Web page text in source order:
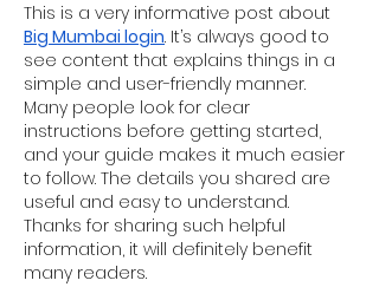
This is a very informative post about
Big Mumbai login. It’s always good to
see content that explains things in a
simple and user-friendly manner.
Many people look for clear
instructions before getting started,
and your guide makes it much easier
to follow. The details you shared are
useful and easy to understand.
Thanks for sharing such helpful
information, it will definitely benefit
many readers.